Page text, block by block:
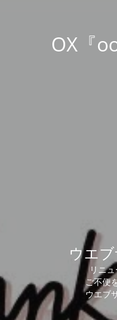
OX『
ウエ
リニ
ご不便
ウエブ